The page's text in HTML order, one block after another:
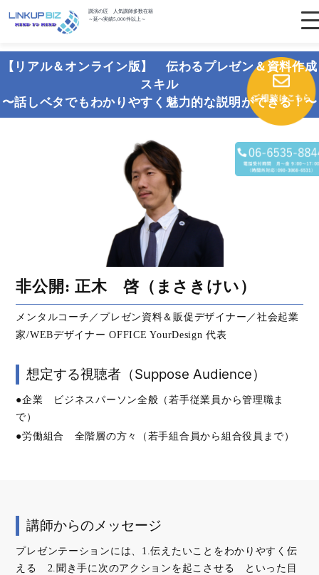
講演の匠 人気講師多数在籍
～延べ実績5,000件以上～
【リアル＆オンライン版】 伝わるプレゼン＆資料作成
スキル
〜話しベタでもわかりやすく魅力的な説明ができる！〜
非公開: 正木 啓（まさきけい）
メンタルコーチ／プレゼン資料＆販促デザイナー／社会起業
家/WEBデザイナー OFFICE YourDesign 代表
想定する視聴者（Suppose Audience）
●企業 ビジネスパーソン全般（若手従業員から管理職ま
で）
●労働組合 全階層の方々（若手組合員から組合役員まで）
講師からのメッセージ
プレゼンテーションには、1.伝えたいことをわかりやすく伝
える 2.聞き手に次のアクションを起こさせる といった目